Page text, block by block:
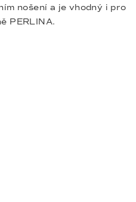
nošení a je vhodný i pro
PERLINA.